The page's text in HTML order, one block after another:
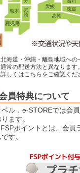
海道・沖縄・離島地域への
常の配送方法と異なります
しくはこちらをご確認くだ
員特典について
ベル．e-STOREでは会
ます。
ポイントとは、会員
です。